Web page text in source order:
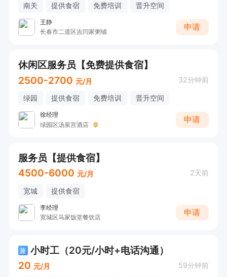
南关 提供食宿 免费培训 晋升空间
王静
长春市二道区吉闫家粥铺
申请
休闲区服务员【免费提供食宿】
2500-2700 元/月 32分钟前
绿园 提供食宿 免费培训 晋升空间
徐经理
绿园区汤泉宫酒店
申请
服务员【提供食宿】
4500-6000 元/月 2天前
宽城 提供食宿
李经理
宽城区马家饭堂餐饮店
申请
兼 小时工（20元/小时+电话沟通）
20 元/月 59分钟前